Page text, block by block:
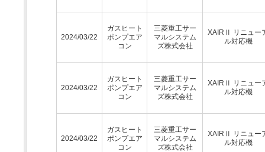
2024/03/22
ガスヒート
ポンプエア
コン
三菱重工サー
マルシステム
ズ株式会社
XAIRⅡ リニュー
ル対応機
2024/03/22
ガスヒート
ポンプエア
コン
三菱重工サー
マルシステム
ズ株式会社
XAIRⅡ リニュー
ル対応機
2024/03/22
ガスヒート
ポンプエア
コン
三菱重工サー
マルシステム
ズ株式会社
XAIRⅡ リニュー
ル対応機